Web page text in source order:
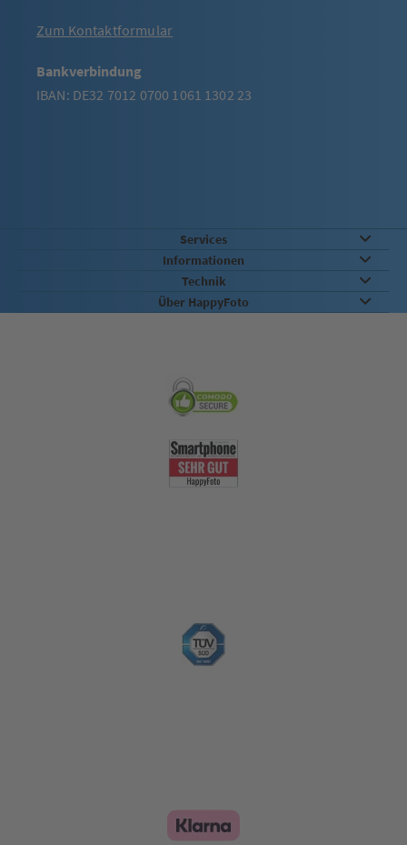
Zum Kontaktformular
Bankverbindung
IBAN: DE32 7012 0700 1061 1302 23
Services
Informationen
Technik
Über HappyFoto